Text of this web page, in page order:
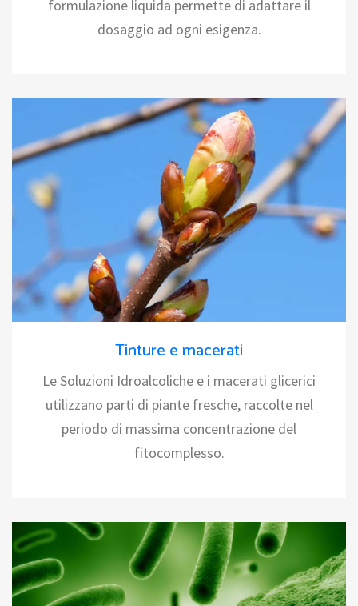
formulazione liquida permette di adattare il
dosaggio ad ogni esigenza.
Tinture e macerati
Le Soluzioni Idroalcoliche e i macerati glicerici
utilizzano parti di piante fresche, raccolte nel
periodo di massima concentrazione del
fitocomplesso.